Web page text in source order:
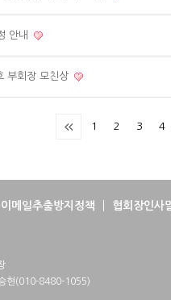
안내
부회장 모친상
1 2 3 4
이메일추출방지정책 협회장인사
현(010-8480-1055)